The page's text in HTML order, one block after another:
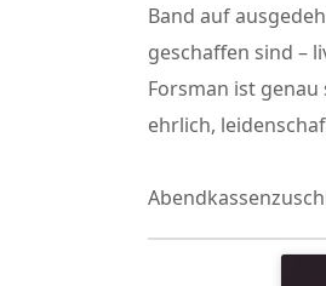
Band auf
geschaffen sind –
Forsman ist
ehrlich,